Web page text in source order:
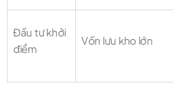
Đầu tư khởi
điểm
Vốn lưu kho lớn